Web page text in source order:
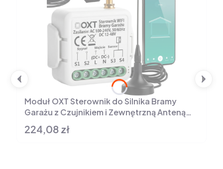
Moduł OXT Sterownik do Silnika Bramy
Garażu z Czujnikiem i Zewnętrzną Anteną
WiFi TUYA
Cena
224,08 zł